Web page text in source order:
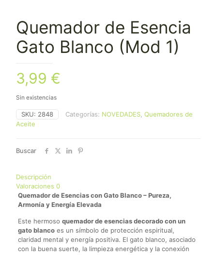
Quemador de Esencia
Gato Blanco (Mod 1)
3,99 €
Sin existencias
SKU: 2848 Categorías: NOVEDADES Quemadores de
Aceite
Buscar
Descripción
Valoraciones 0
Quemador de Esencias con Gato Blanco – Pureza,
Armonía y Energía Elevada
Este hermoso quemador de esencias decorado con un
gato blancoes un símbolo de protección espiritual,
claridad mental y energía positiva. El gato blanco, asociado
con la buena suerte, la limpieza energética y la conexión